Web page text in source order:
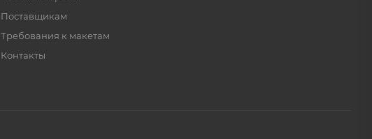
Поставщикам
Требования к макетам
Контакты